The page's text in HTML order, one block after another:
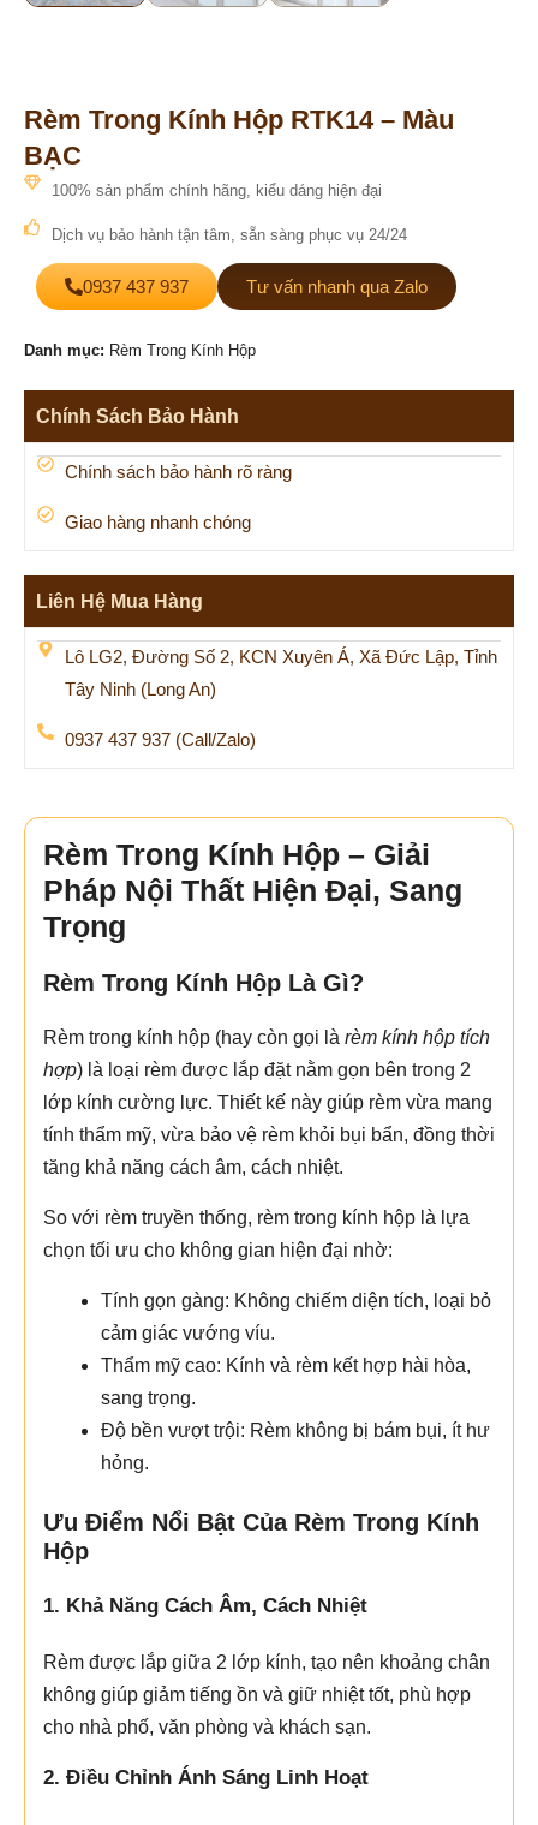
Rèm Trong Kính Hộp RTK14 – Màu
BẠC
100% sản phẩm chính hãng, kiểu dáng hiện đại
Dịch vụ bảo hành tận tâm, sẵn sàng phục vụ 24/24
0937 437 937 Tư vấn nhanh qua Zalo
Danh mục: Rèm Trong Kính Hộp
Chính Sách Bảo Hành
Chính sách bảo hành rõ ràng
Giao hàng nhanh chóng
Liên Hệ Mua Hàng
Lô LG2, Đường Số 2, KCN Xuyên Á, Xã Đức Lập, Tỉnh
Tây Ninh (Long An)
0937 437 937 (Call/Zalo)
Rèm Trong Kính Hộp – Giải
Pháp Nội Thất Hiện Đại, Sang
Trọng
Rèm Trong Kính Hộp Là Gì?
Rèm trong kính hộp (hay còn gọi là rèm kính hộp tích
hợp) là loại rèm được lắp đặt nằm gọn bên trong 2
lớp kính cường lực. Thiết kế này giúp rèm vừa mang
tính thẩm mỹ, vừa bảo vệ rèm khỏi bụi bẩn, đồng thời
tăng khả năng cách âm, cách nhiệt.
So với rèm truyền thống, rèm trong kính hộp là lựa
chọn tối ưu cho không gian hiện đại nhờ:
Tính gọn gàng: Không chiếm diện tích, loại bỏ
cảm giác vướng víu.
Thẩm mỹ cao: Kính và rèm kết hợp hài hòa,
sang trọng.
Độ bền vượt trội: Rèm không bị bám bụi, ít hư
hỏng.
Ưu Điểm Nổi Bật Của Rèm Trong Kính
Hộp
1. Khả Năng Cách Âm, Cách Nhiệt
Rèm được lắp giữa 2 lớp kính, tạo nên khoảng chân
không giúp giảm tiếng ồn và giữ nhiệt tốt, phù hợp
cho nhà phố, văn phòng và khách sạn.
2. Điều Chỉnh Ánh Sáng Linh Hoạt